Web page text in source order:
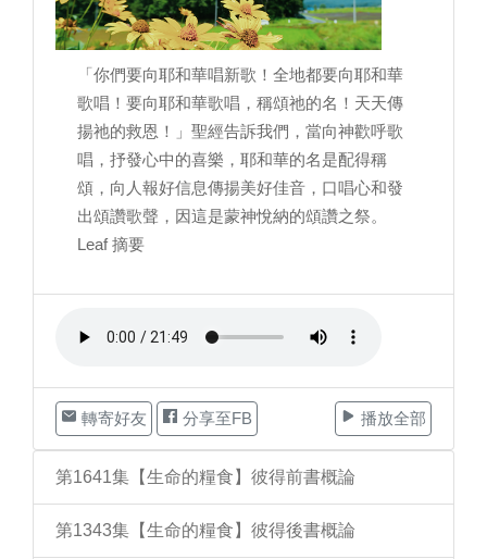
「你們要向耶和華唱新歌！全地都要向耶和華
歌唱！要向耶和華歌唱，稱頌祂的名！天天傳
揚祂的救恩！」聖經告訴我們，當向神歡呼歌
唱，抒發心中的喜樂，耶和華的名是配得稱
頌，向人報好信息傳揚美好佳音，口唱心和發
出頌讚歌聲，因這是蒙神悅納的頌讚之祭。
Leaf 摘要
轉寄好友 分享至FB 播放全部
第1641集【生命的糧食】彼得前書概論
第1343集【生命的糧食】彼得後書概論